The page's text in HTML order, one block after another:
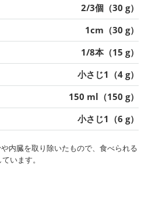
2/3個（30 g）
1cm（30 g）
1/8本（15 g）
小さじ1（4 g）
150 ml（150 g）
小さじ1（6 g）
内臓を取り除いたもので、食べられる
います。